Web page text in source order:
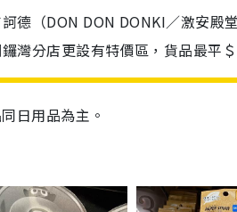
德（DON DON DONKI／激安殿
灣分店更設有特價區，貨品最平
日用品為主。